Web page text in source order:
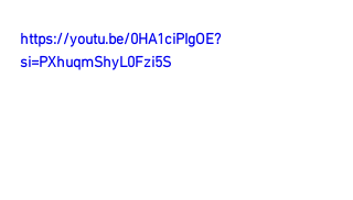
https://youtu.be/0HA1ciPIgOE?
si=PXhuqmShyL0Fzi5S